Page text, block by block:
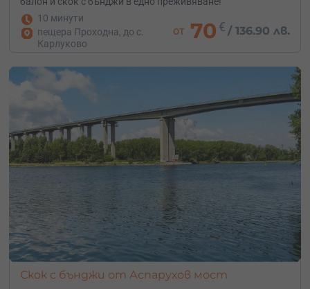
10 минути
пещера Проходна, до с.
Карлуково
от 70 € / 136.90 лв.
Скок с бънджи от Аспарухов мост